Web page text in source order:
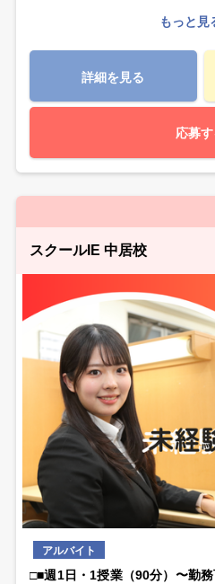
もっと見
詳細を見る
応募
スクールIE 中居校
アルバイト
□■週1日・1授業（90分）〜勤